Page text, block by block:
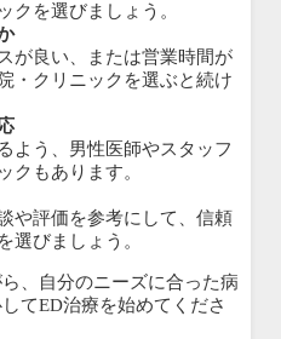
クを選びましょう。
が良い、または営業時間が
・クリニックを選ぶと続け
よう、男性医師やスタッフ
クもあります。
や評価を参考にして、信頼
選びましょう。
、自分のニーズに合った病
てED治療を始めてくださ